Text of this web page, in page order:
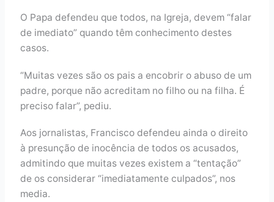
O Papa defendeu que todos, na Igreja, devem “falar
de imediato” quando têm conhecimento destes
casos.
“Muitas vezes são os pais a encobrir o abuso de um
padre, porque não acreditam no filho ou na filha. É
preciso falar”, pediu.
Aos jornalistas, Francisco defendeu ainda o direito
à presunção de inocência de todos os acusados,
admitindo que muitas vezes existem a “tentação”
de os considerar “imediatamente culpados”, nos
media.